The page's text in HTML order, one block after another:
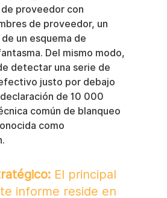
proveedor con
de proveedor, un
un esquema de
Del mismo modo,
detectar una serie de
justo por debajo
de 10 000
común de blanqueo
como
El principal
informe reside en